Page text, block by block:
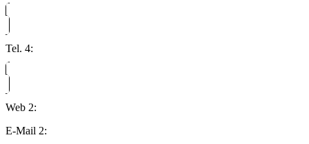
Tel. 4:
Web 2:
E-Mail 2: